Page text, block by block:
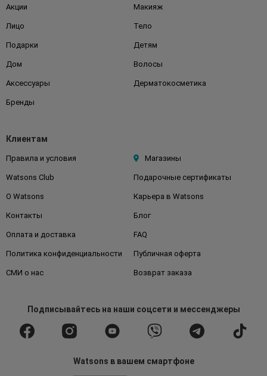
Акции Макияж
Лицо Тело
Подарки Детям
Дом Волосы
Аксессуары Дерматокосметика
Бренды
Клиентам
Правила и условия Магазины
Watsons Club Подарочные сертификаты
О Watsons Карьера в Watsons
Контакты Блог
Оплата и доставка FAQ
Политика конфиденциальности Публичная оферта
СМИ о нас Возврат заказа
Подписывайтесьна наши соцсети и мессенджеры
Watsons в вашем смартфоне